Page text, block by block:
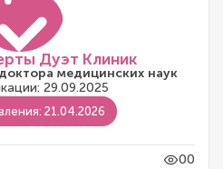
Дуэт Клиник
медицинских наук
29.09.2025
21.04.2026
00